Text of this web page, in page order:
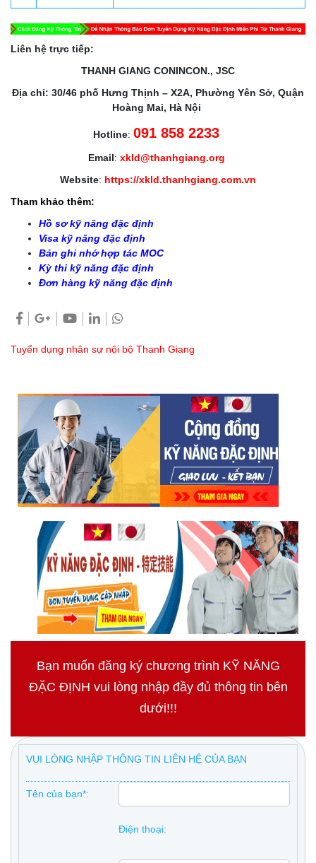
Liên hệ trực tiếp:
THANH GIANG CONINCON., JSC
Địa chỉ: 30/46 phố Hưng Thịnh – X2A, Phường Yên Sở, Quận
Hoàng Mai, Hà Nội
Hotline: 091 858 2233
Email: xkld@thanhgiang.org
Website: https://xkld.thanhgiang.com.vn
Tham khảo thêm:
Hồ sơ kỹ năng đặc định
Visa kỹ năng đặc định
Bản ghi nhớ hợp tác MOC
Kỳ thi kỹ năng đặc định
Đơn hàng kỹ năng đặc định
Tuyển dụng nhân sự nội bộ Thanh Giang
Bạn muốn đăng ký chương trình KỸ NĂNG
ĐẶC ĐỊNH vui lòng nhập đầy đủ thông tin bên
dưới!!!
VUI LÒNG NHẬP THÔNG TIN LIÊN HỆ CỦA BẠN
Tên của bạn*:
Điện thoại: